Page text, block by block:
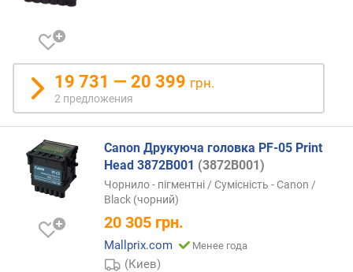
ш
в
к
о
р
о
г
и
о
19 731 — 20 399 грн.
2 предложения
Canon Друкуюча головка PF-05 Print
Head 3872B001 (3872B001)
Чорнило - пігментні / Сумісність - Canon /
Black (чорний)
20 305 грн.
Mallprix.com Менее года
(Киев)